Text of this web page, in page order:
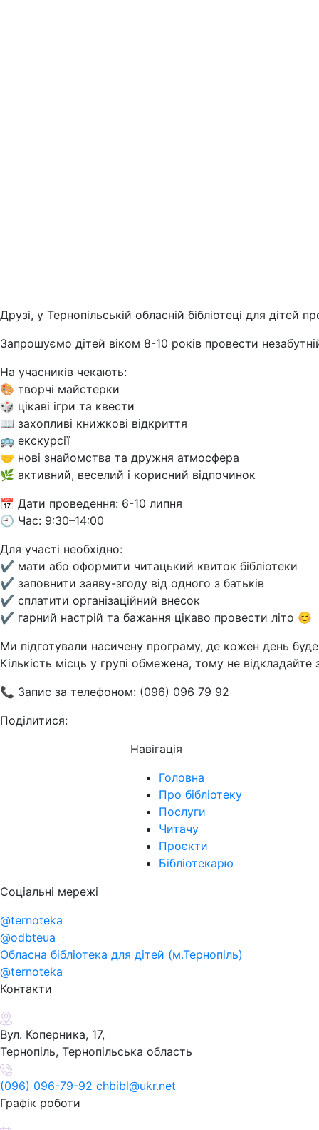
Друзі, у Тернопільській обласній бібліотеці для дітей
Запрошуємо дітей віком 8-10 років провести
На учасників чекають:
🎨 творчі майстерки
🎲 цікаві ігри та квести
📖 захопливі книжкові відкриття
🚌 екскурсії
🤝 нові знайомства та дружня атмосфера
🌿 активний, веселий і корисний відпочинок
📅 Дати проведення: 6-10 липня
🕘 Час: 9:30–14:00
Для участі необхідно:
✔️ мати або оформити читацький квиток бібліотеки
✔️ заповнити заяву-згоду від одного з батьків
✔️ сплатити організаційний внесок
✔️ гарний настрій та бажання цікаво провести літо 😊
Ми підготували насичену програму, де кожен день
Кількість місць у групі обмежена, тому не
📞 Запис за телефоном: (096) 096 79 92
Поділитися:
Навігація
Головна
Про бібліотеку
Послуги
Читачу
Проєкти
Бібліотекарю
Соціальні мережі
@ternoteka
@odbteua
Обласна бібліотека для дітей (м.Тернопіль)
@ternoteka
Контакти
Вул. Коперника, 17,
Тернопіль, Тернопільська область
(096) 096-79-92 chbibl@ukr.net
Графік роботи